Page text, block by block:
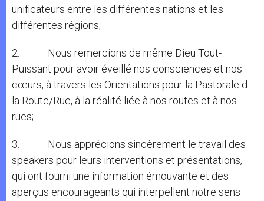
unificateurs entre les différentes nations et les
différentes régions;
2. Nous remercions de même Dieu Tout-
Puissant pour avoir éveillé nos consciences et nos
cœurs, à travers les Orientations pour la Pastorale d
la Route/Rue, à la réalité liée à nos routes et à nos
rues;
3. Nous apprécions sincèrement le travail des
speakers pour leurs interventions et présentations,
qui ont fourni une information émouvante et des
aperçus encourageants qui interpellent notre sens